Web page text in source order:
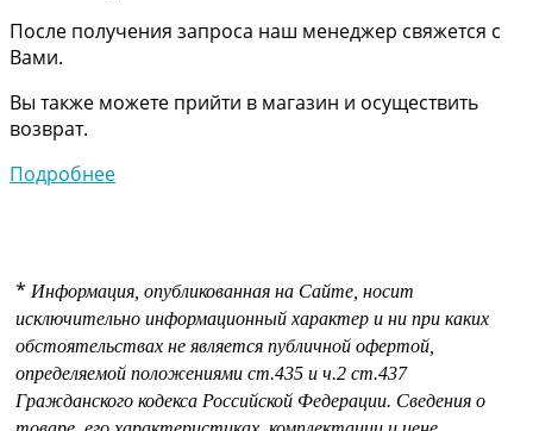
После получения запроса наш менеджер свяжется с
Вами.
Вы также можете прийти в магазин и осуществить
возврат.
Подробнее
* Информация, опубликованная на Сайте, носит
исключительно информационный характер и ни при каких
обстоятельствах не является публичной офертой,
определяемой положениями ст.435 и ч.2 ст.437
Гражданского кодекса Российской Федерации. Сведения о